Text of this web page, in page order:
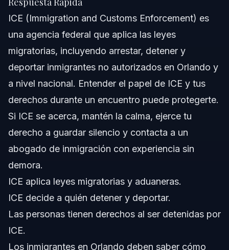
Acerca de Vasquez Law Firm
Confianza y Experiencia del Abogado
Preguntas Frecuentes
¿Qué significa ICE y cuál es su propósito principal?
¿Cómo decide ICE a quién deportar?
¿ICE es lo mismo que la policía local?
¿Qué debo hacer si ICE me detiene en Orlando?
¿Qué es un número ICE y por qué es importante?
¿Puede ICE arrestar a alguien con estatus migratorio
legal?
ICE (Immigration and Customs Enforcement) es
una agencia federal que aplica las leyes
migratorias, incluyendo arrestar, detener y
deportar inmigrantes no autorizados en Orlando y
a nivel nacional. Entender el papel de ICE y tus
derechos durante un encuentro puede protegerte.
Si ICE se acerca, mantén la calma, ejerce tu
derecho a guardar silencio y contacta a un
abogado de inmigración con experiencia sin
demora.
ICE aplica leyes migratorias y aduaneras.
ICE decide a quién detener y deportar.
Las personas tienen derechos al ser detenidas por
ICE.
Los inmigrantes en Orlando deben saber cómo